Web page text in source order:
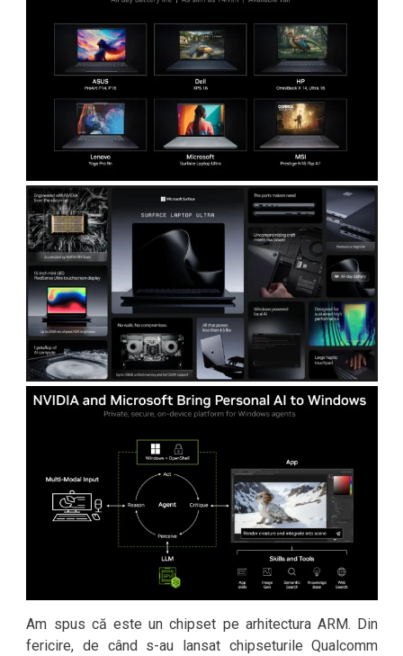
Am spus că este un chipset pe arhitectura ARM. Din
fericire, de când s-au lansat chipseturile Qualcomm